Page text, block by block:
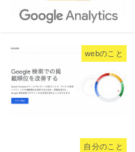
webのこと
自分のこと